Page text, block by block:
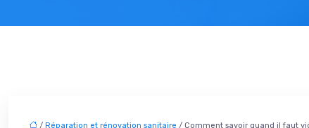
/ Réparation et rénovation sanitaire / Comment savoir quand il faut